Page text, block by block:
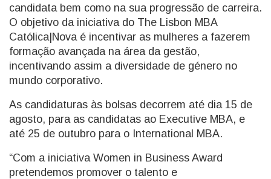
candidata bem como na sua progressão de carreira.
O objetivo da iniciativa do The Lisbon MBA
Católica|Nova é incentivar as mulheres a fazerem
formação avançada na área da gestão,
incentivando assim a diversidade de género no
mundo corporativo.
As candidaturas às bolsas decorrem até dia 15 de
agosto, para as candidatas ao Executive MBA, e
até 25 de outubro para o International MBA.
“Com a iniciativa Women in Business Award
pretendemos promover o talento e